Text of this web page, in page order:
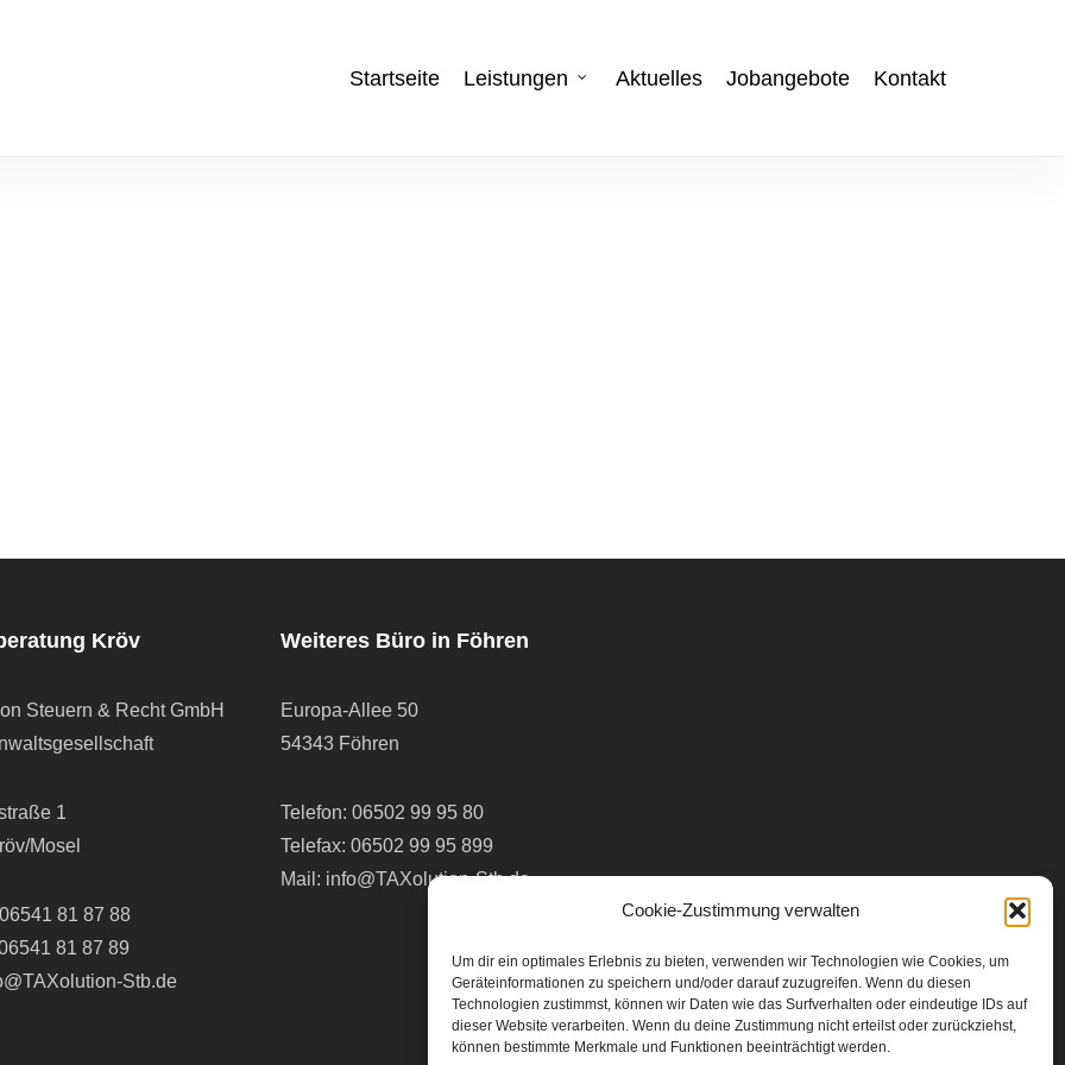
Cookie-Zustimmung verwalten
Um dir ein optimales Erlebnis zu bieten, verwenden wir Technologien wie Cookies, um
Geräteinformationen zu speichern und/oder darauf zuzugreifen. Wenn du diesen
Technologien zustimmst, können wir Daten wie das Surfverhalten oder eindeutige IDs auf
dieser Website verarbeiten. Wenn du deine Zustimmung nicht erteilst oder zurückziehst,
können bestimmte Merkmale und Funktionen beeinträchtigt werden.
Startseite Leistungen Aktuelles Jobangebote Kontakt
Kröv
Steuern & Recht GmbH
1
Mosel
06541 81 87 88
81 87 89
Stb.de
Weiteres Büro in Föhren
Europa-Allee 50
54343 Föhren
Telefon: 06502 99 95 80
Telefax: 06502 99 95 899
Mail: info@TAXolution-Stb.de